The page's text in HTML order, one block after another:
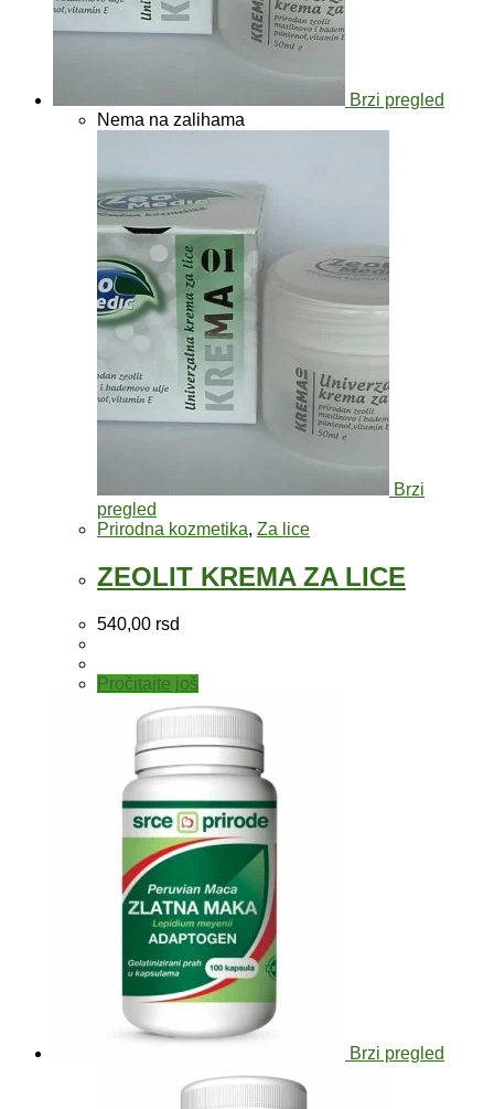
Brzi pregled
Nema na zalihama
Brzi
pregled
Prirodna kozmetika, Za lice
ZEOLIT KREMA ZA LICE
540,00 rsd
Pročitajte još
Brzi pregled